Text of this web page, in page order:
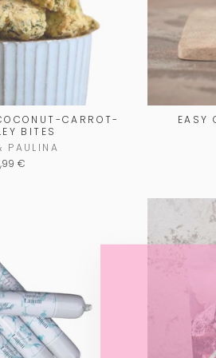
CARROT-
BITES
PAULINA
€
EASY